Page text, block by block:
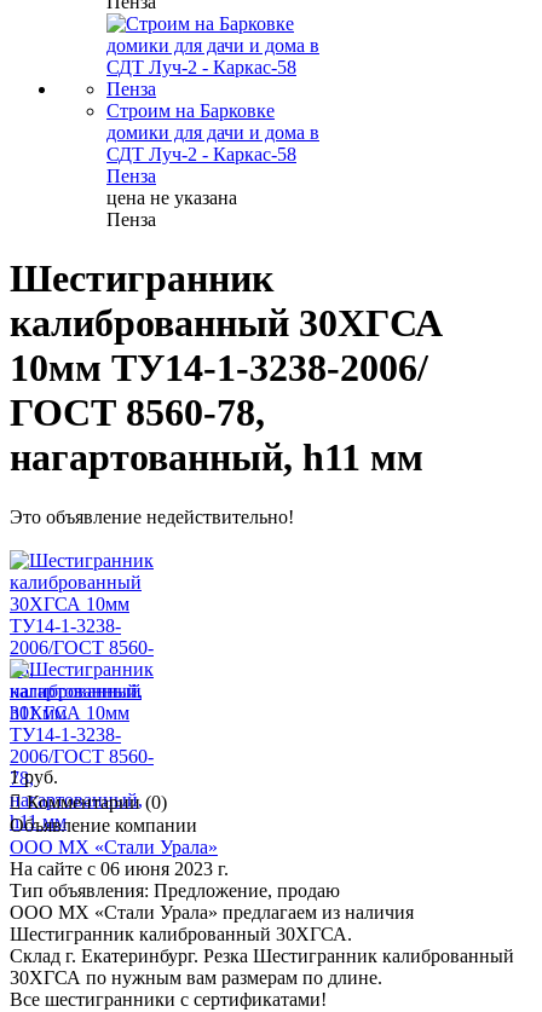
Строим на Барковке
домики для дачи и дома в
СДТ Луч-2 - Каркас-58
Пенза
цена не указана
Пенза
Шестигранник
калиброванный 30ХГСА
10мм ТУ14-1-3238-2006/
ГОСТ 8560-78,
нагартованный, h11 мм
Это объявление недействительно!
1 руб.
Комментарии (0)
Объявление компании
ООО МХ «Стали Урала»
На сайте с 06 июня 2023 г.
Тип объявления: Предложение, продаю
ООО МХ «Стали Урала» предлагаем из наличия
Шестигранник калиброванный 30ХГСА.
Склад г. Екатеринбург. Резка Шестигранник калиброванный
30ХГСА по нужным вам размерам по длине.
Все шестигранники с сертификатами!